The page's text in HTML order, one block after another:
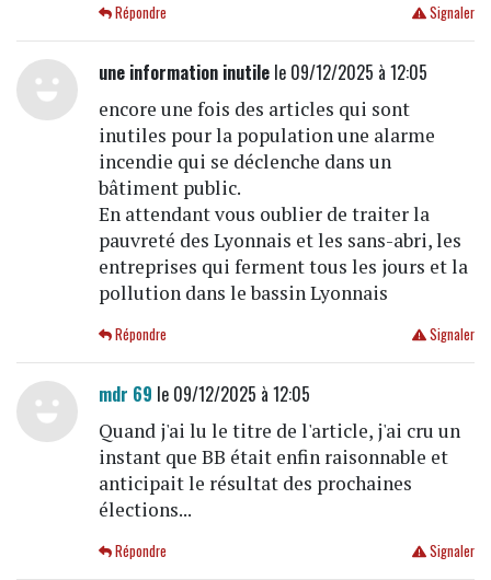
Signaler
Répondre
une information inutilele 09/12/2025 à 12:05
encore une fois des articles qui sont
inutiles pour la population une alarme
incendie qui se déclenche dans un
bâtiment public.
En attendant vous oublier de traiter la
pauvreté des Lyonnais et les sans-abri, les
entreprises qui ferment tous les jours et la
pollution dans le bassin Lyonnais
Signaler
Répondre
mdr 69 le 09/12/2025 à 12:05
Quand j'ai lu le titre de l'article, j'ai cru un
instant que BB était enfin raisonnable et
anticipait le résultat des prochaines
élections...
Signaler
Répondre